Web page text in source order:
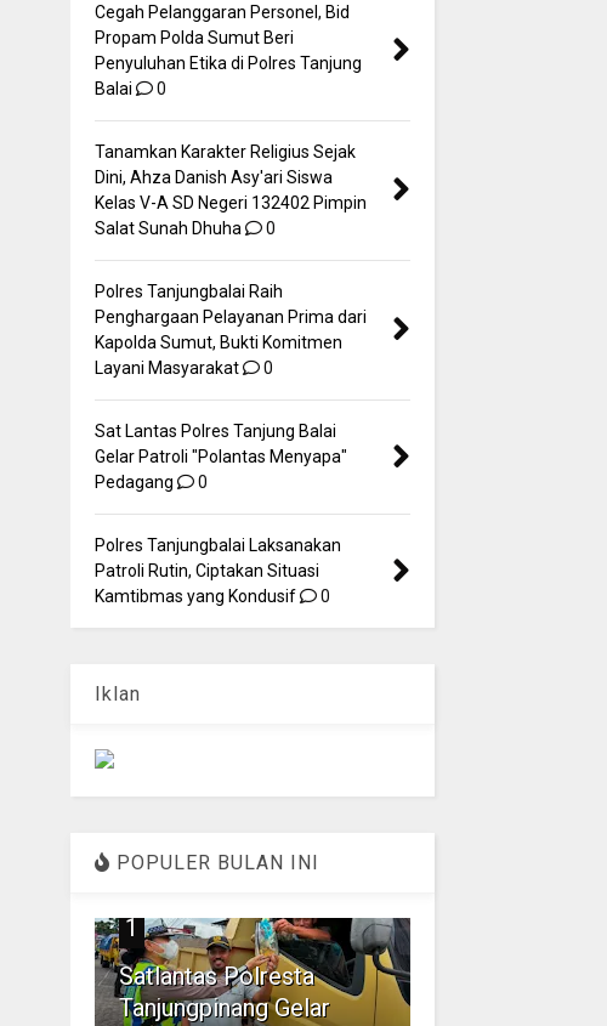
Cegah Pelanggaran Personel, Bid
Propam Polda Sumut Beri
Penyuluhan Etika di Polres Tanjung
Balai
0
Tanamkan Karakter Religius Sejak
Dini, Ahza Danish Asy'ari Siswa
Kelas V-A SD Negeri 132402 Pimpin
Salat Sunah Dhuha
0
Polres Tanjungbalai Raih
Penghargaan Pelayanan Prima dari
Kapolda Sumut, Bukti Komitmen
Layani Masyarakat
0
Sat Lantas Polres Tanjung Balai
Gelar Patroli "Polantas Menyapa"
Pedagang
0
Polres Tanjungbalai Laksanakan
Patroli Rutin, Ciptakan Situasi
Kamtibmas yang Kondusif
0
Iklan
POPULER BULAN INI
1
Satlantas Polresta
Tanjungpinang Gelar